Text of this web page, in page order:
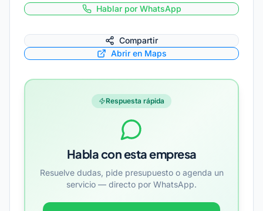
Hablar por WhatsApp
Compartir
Abrir en Maps
Respuesta rápida
Habla con esta empresa
Resuelve dudas, pide presupuesto o agenda un
servicio — directo por WhatsApp.